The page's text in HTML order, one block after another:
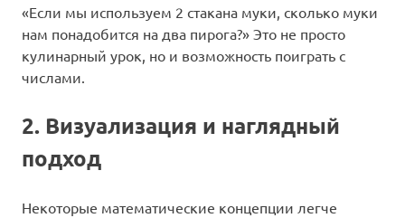
«Если мы используем 2 стакана муки, сколько муки
нам понадобится на два пирога?» Это не просто
кулинарный урок, но и возможность поиграть с
числами.
2. Визуализация и наглядный
подход
Некоторые математические концепции легче